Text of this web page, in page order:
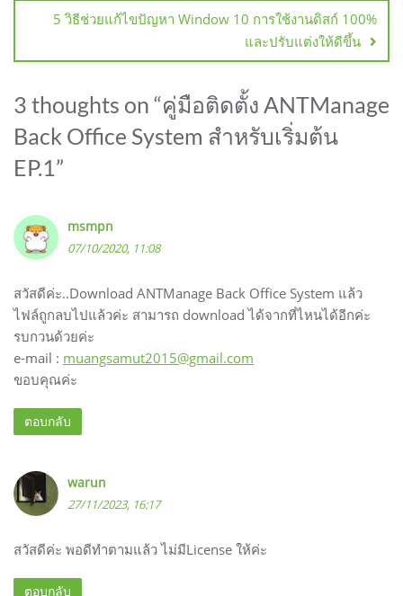
5 วิธีช่วยแก้ไขปัญหา Window 10 การใช้งานดิสก์ 100%
และปรับแต่งให้ดีขึ้น
3 thoughts on “คู่มือติดตั้ง ANTManage
Back Office System สำหรับเริ่มต้น
EP.1 ”
msmpn
07/10/2020, 11:08
สวัสดีค่ะ..Download ANTManage Back Office System แล้ว
ไฟล์ถูกลบไปแล้วค่ะ สามารถ download ได้จากที่ไหนได้อีกค่ะ
รบกวนด้วยค่ะ
e-mail : muangsamut2015@gmail.com
ขอบคุณค่ะ
ตอบกลับ
warun
27/11/2023, 16:17
สวัสดีค่ะ พอดีทำตามแล้ว ไม่มีLicense ให้ค่ะ
ตอบกลับ